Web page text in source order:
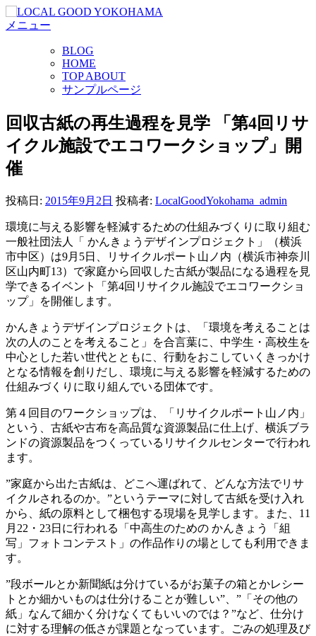
ン
キ
ッ
プ
メニュー
BLOG
HOME
TOP ABOUT
サンプルページ
回収古紙の再生過程を見学 「第4回リサ
イクル施設でエコワークショップ」開
催
投稿日: 2015年9月2日 投稿者: LocalGoodYokohama_admin
環境に与える影響を軽減するための仕組みづくりに取り組む
一般社団法人「 かんきょうデザインプロジェクト」（横浜
市中区）は9月5日、リサイクルポート山ノ内（横浜市神奈川
区山内町13）で家庭から回収した古紙が製品になる過程を見
学できるイベント「第4回リサイクル施設でエコワークショ
ップ」を開催します。
かんきょうデザインプロジェクトは、「環境を考えることは
次の人のことを考えること」を合言葉に、中学生・高校生を
中心とした若い世代とともに、行動をおこしていくきっかけ
となる情報を創りだし、環境に与える影響を軽減するための
仕組みづくりに取り組んでいる団体です。
第４回目のワークショップは、「リサイクルポート山ノ内」
という、古紙や古布を高品質な資源製品に仕上げ、横浜ブラ
ンドの資源製品をつくっているリサイクルセンターで行われ
ます。
”家庭から出た古紙は、どこへ運ばれて、どんな方法でリサ
イクルされるのか。”というテーマに対して古紙を受け入れ
から、紙の原料として梱包する現場を見学します。また、11
月22・23日に行われる「中高生のための かんきょう「組
写」フォトコンテスト」の作品作りの場としても利用できま
す。
”段ボールとか新聞紙は分けているがお菓子の箱とかレシー
トとか細かいものは仕分けることが難しい”、”「その他の
紙」なんて細かく分けなくてもいいのでは？”など、仕分け
に対する理解の低さが課題となっています。ごみの処理及び